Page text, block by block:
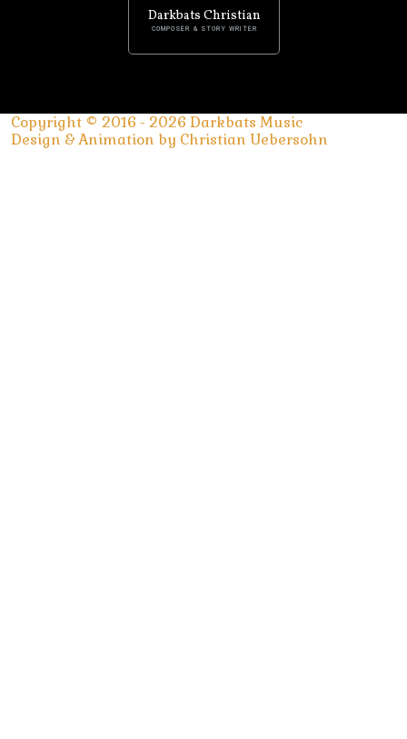
Darkbats Christian
COMPOSER & STORY WRITER
Copyright © 2016 - 2026 Darkbats Music
Design & Animation by Christian Uebersohn